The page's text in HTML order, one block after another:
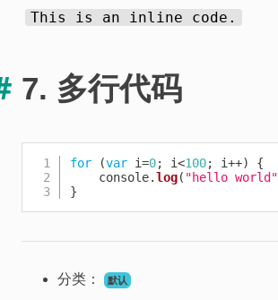
This is an inline code.
7. 多行代码
for (var i=0; i<100; i++)
{
    console
.log( "hello world"
}
分类： 默认